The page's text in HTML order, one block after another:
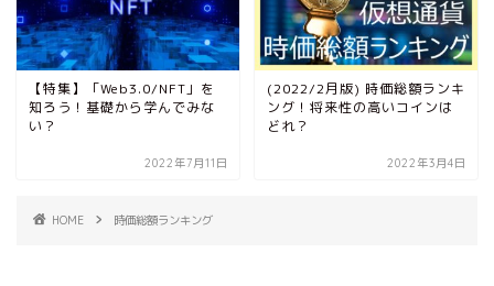
【特集】「Web3.0/NFT」を
知ろう！基礎から学んでみな
い？
2022年7月11日
(2022/2月版) 時価総額ランキ
ング！将来性の高いコインは
どれ？
2022年3月4日
HOME 時価総額ランキング